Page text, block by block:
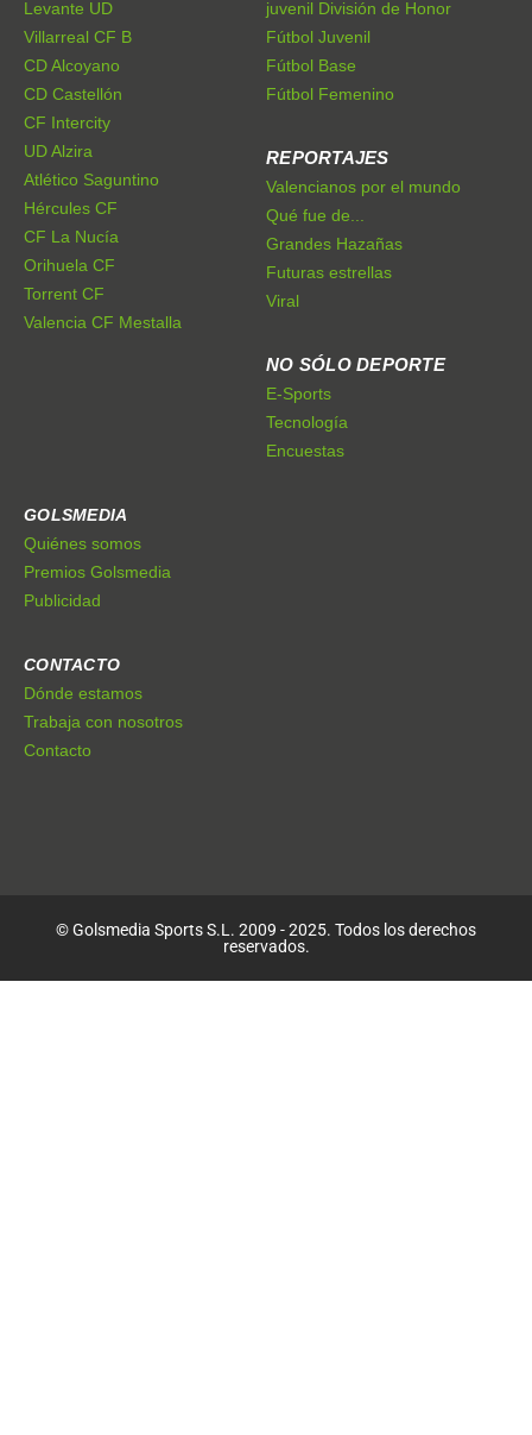
Levante UD
Villarreal CF B
CD Alcoyano
CD Castellón
CF Intercity
UD Alzira
Atlético Saguntino
Hércules CF
CF La Nucía
Orihuela CF
Torrent CF
Valencia CF Mestalla
juvenil División de Honor
Fútbol Juvenil
Fútbol Base
Fútbol Femenino
REPORTAJES
Valencianos por el mundo
Qué fue de...
Grandes Hazañas
Futuras estrellas
Viral
NO SÓLO DEPORTE
E-Sports
Tecnología
Encuestas
GOLSMEDIA
Quiénes somos
Premios Golsmedia
Publicidad
CONTACTO
Dónde estamos
Trabaja con nosotros
Contacto
© Golsmedia Sports S.L. 2009 - 2025. Todos los derechos
reservados.